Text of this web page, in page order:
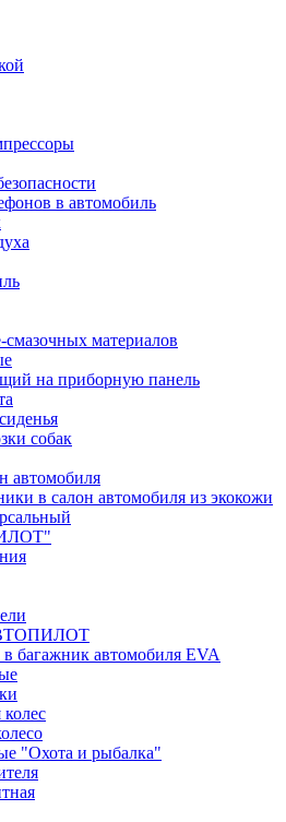
в автомобиль
материалов
на приборную панель
собак
автомобиля
в салон автомобиля из экокожи
багажник автомобиля EVA
"Охота и рыбалка"